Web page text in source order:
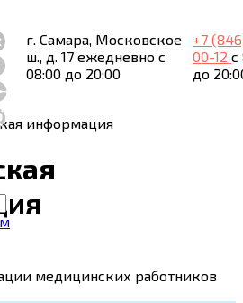
г. Самара, Московское
ш., д. 17 ежедневно с
08:00 до 20:00
+7
00-12с
до
информация
медицинских работников